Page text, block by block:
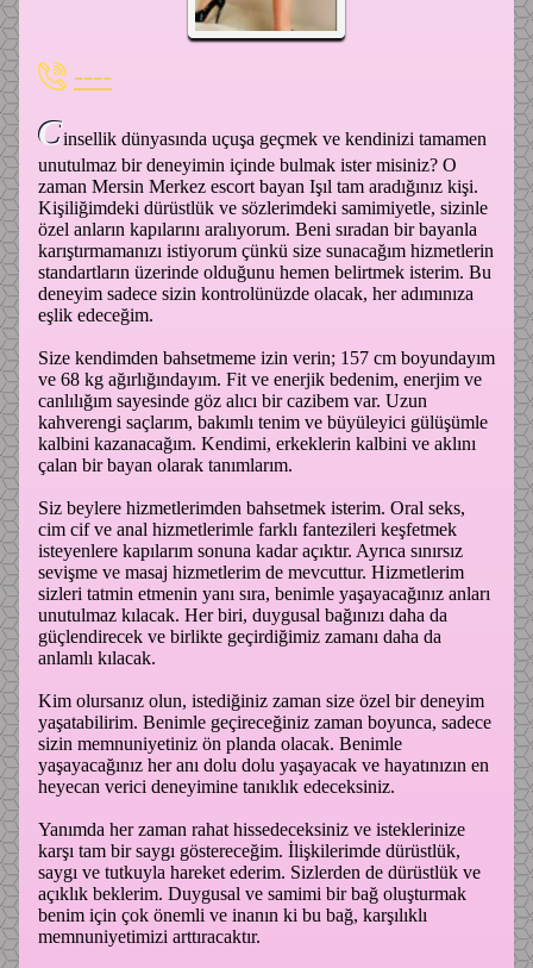
----
Cinsellik dünyasında uçuşa geçmek ve kendinizi tamamen
unutulmaz bir deneyimin içinde bulmak ister misiniz? O
zaman Mersin Merkez escort bayan Işıl tam aradığınız kişi.
Kişiliğimdeki dürüstlük ve sözlerimdeki samimiyetle, sizinle
özel anların kapılarını aralıyorum. Beni sıradan bir bayanla
karıştırmamanızı istiyorum çünkü size sunacağım hizmetlerin
standartların üzerinde olduğunu hemen belirtmek isterim. Bu
deneyim sadece sizin kontrolünüzde olacak, her adımınıza
eşlik edeceğim.
Size kendimden bahsetmeme izin verin; 157 cm boyundayım
ve 68 kg ağırlığındayım. Fit ve enerjik bedenim, enerjim ve
canlılığım sayesinde göz alıcı bir cazibem var. Uzun
kahverengi saçlarım, bakımlı tenim ve büyüleyici gülüşümle
kalbini kazanacağım. Kendimi, erkeklerin kalbini ve aklını
çalan bir bayan olarak tanımlarım.
Siz beylere hizmetlerimden bahsetmek isterim. Oral seks,
cim cif ve anal hizmetlerimle farklı fantezileri keşfetmek
isteyenlere kapılarım sonuna kadar açıktır. Ayrıca sınırsız
sevişme ve masaj hizmetlerim de mevcuttur. Hizmetlerim
sizleri tatmin etmenin yanı sıra, benimle yaşayacağınız anları
unutulmaz kılacak. Her biri, duygusal bağınızı daha da
güçlendirecek ve birlikte geçirdiğimiz zamanı daha da
anlamlı kılacak.
Kim olursanız olun, istediğiniz zaman size özel bir deneyim
yaşatabilirim. Benimle geçireceğiniz zaman boyunca, sadece
sizin memnuniyetiniz ön planda olacak. Benimle
yaşayacağınız her anı dolu dolu yaşayacak ve hayatınızın en
heyecan verici deneyimine tanıklık edeceksiniz.
Yanımda her zaman rahat hissedeceksiniz ve isteklerinize
karşı tam bir saygı göstereceğim. İlişkilerimde dürüstlük,
saygı ve tutkuyla hareket ederim. Sizlerden de dürüstlük ve
açıklık beklerim. Duygusal ve samimi bir bağ oluşturmak
benim için çok önemli ve inanın ki bu bağ, karşılıklı
memnuniyetimizi arttıracaktır.